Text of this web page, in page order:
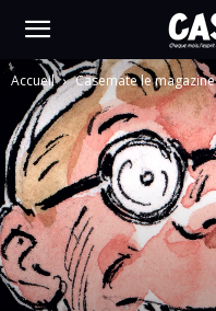
Accueil Casemate le magazine